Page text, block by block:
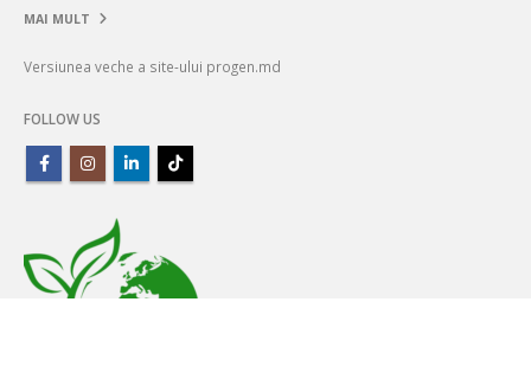
MAI MULT
Versiunea veche a site-ului progen.md
FOLLOW US